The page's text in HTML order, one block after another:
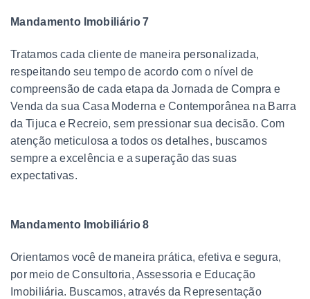
Mandamento Imobiliário 7
Tratamos cada cliente de maneira personalizada,
respeitando seu tempo de acordo com o nível de
compreensão de cada etapa da Jornada de Compra e
Venda da sua Casa Moderna e Contemporânea na Barra
da Tijuca e Recreio, sem pressionar sua decisão. Com
atenção meticulosa a todos os detalhes, buscamos
sempre a excelência e a superação das suas
expectativas.
Mandamento Imobiliário 8
Orientamos você de maneira prática, efetiva e segura,
por meio de Consultoria, Assessoria e Educação
Imobiliária. Buscamos, através da Representação